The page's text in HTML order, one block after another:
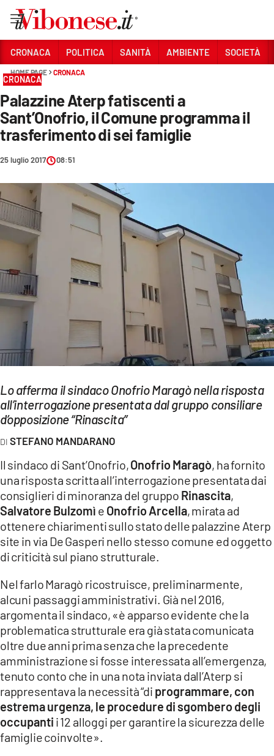
Sezioni
CRONACA
POLITICA
SOCIETÀ
CULTURA
ECONOMIA E LAVORO
EVENTI
SPORT
Streaming
LAC TV
LAC NETWORK
LAC ONAIR
Network
LACPLAY.IT
LACTV.IT
LACONAIR.IT
LACITYMAG.IT
ILREGGINO.IT
COSENZACHANNEL.IT
ILVIBONESE.IT
CATANZAROCHANNEL.IT
LACAPITALENEWS.IT
App
CRONACA POLITICA SANITÀ AMBIENTE SOCIETÀ
HOME PAGE CRONACA
CRONACA
Palazzine Aterp fatiscenti a
Sant’Onofrio, il Comune programma il
trasferimento di sei famiglie
25 luglio 2017 08:51
Lo afferma il sindaco Onofrio Maragò nella risposta
all’interrogazione presentata dal gruppo consiliare
d’opposizione “Rinascita”
STEFANO MANDARANO
Il sindaco di Sant’Onofrio,Onofrio Maragò, ha fornito
una risposta scritta all’interrogazione presentata dai
consiglieri di minoranza del gruppo Rinascita,
Salvatore Bulzomì e Onofrio Arcella, mirata ad
ottenere chiarimenti sullo stato delle palazzine Aterp
site in via De Gasperi nello stesso comune ed oggetto
di criticità sul piano strutturale.
Nel farlo Maragò ricostruisce, preliminarmente,
alcuni passaggi amministrativi. Già nel 2016,
argomenta il sindaco, «è apparso evidente che la
problematica strutturale era già stata comunicata
oltre due anni prima senza che la precedente
amministrazione si fosse interessata all’emergenza,
tenuto conto che in una nota inviata dall’Aterp si
rappresentava la necessità “di programmare, con
estrema urgenza, le procedure di sgombero degli
occupanti i 12 alloggi per garantire la sicurezza delle
famiglie coinvolte».